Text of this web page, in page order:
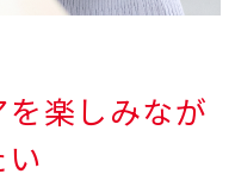
楽しみなが